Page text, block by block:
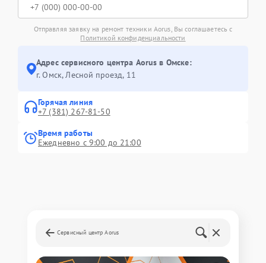
Отправляя заявку на ремонт техники Aorus, Вы соглашаетесь с
Политикой конфиденциальности
Адрес сервисного центра Aorus в Омске:
г. Омск, ​Лесной проезд, 11
Горячая линия
+7 (381) 267-81-50
Время работы
Ежедневно с 9:00 до 21:00
Сервисный центр Aorus